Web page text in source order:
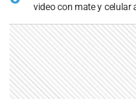
video con mate y celular